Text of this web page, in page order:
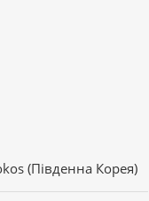
(Південна Корея)